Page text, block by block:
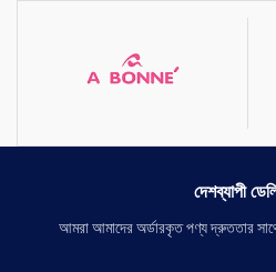
দেশব্যাপী
আমরা আমাদের অর্ডারকৃত পণ্য দ্রুততার সাথে